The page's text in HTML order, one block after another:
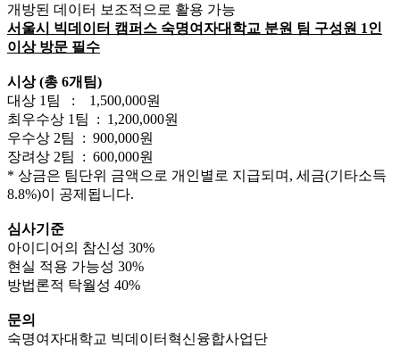
개방된 데이터 보조적으로 활용 가능
서울시 빅데이터 캠퍼스 숙명여자대학교 분원 팀 구성원 1인
이상 방문 필수
시상 (총 6개팀)
대상 1팀 : 1,500,000원
최우수상 1팀 : 1,200,000원
우수상 2팀 : 900,000원
장려상 2팀 : 600,000원
* 상금은 팀단위 금액으로 개인별로 지급되며, 세금(기타소득
8.8%)이 공제됩니다.
심사기준
아이디어의 참신성 30%
현실 적용 가능성 30%
방법론적 탁월성 40%
문의
숙명여자대학교 빅데이터혁신융합사업단